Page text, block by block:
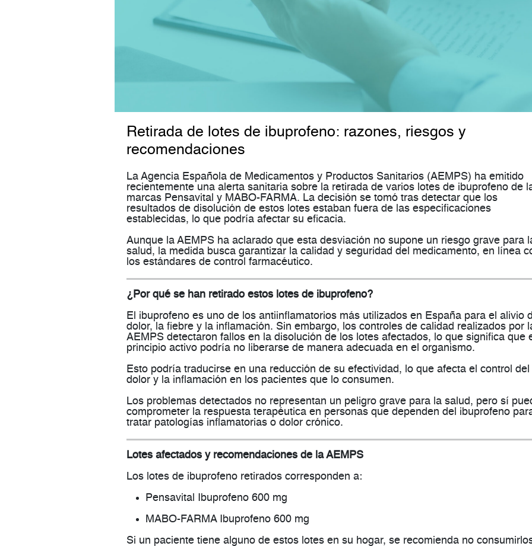
Retirada de lotes de ibuprofeno: razones, riesgos y
recomendaciones
La Agencia Española de Medicamentos y Productos Sanitarios (AEMPS) ha emitido
recientemente una alerta sanitaria sobre la retirada de varios lotes de ibuprofenode
marcas Pensavital y MABO-FARMA. La decisión se tomó tras detectar que los
resultados de disolución de estos lotes estaban fuera de las especificaciones
establecidas, lo que podría afectar su eficacia.
Aunque la AEMPS ha aclarado que esta desviación no supone un riesgo grave para
salud, la medida busca garantizar la calidad y seguridad del medicamento, en línea
los estándares de control farmacéutico.
¿Por qué se han retirado estos lotes de ibuprofeno?
El ibuprofenoes uno de los antiinflamatorios más utilizados en España para el alivio
dolor, la fiebre y la inflamación. Sin embargo, los controles de calidad realizados por
AEMPS detectaron fallos en la disolución de los lotes afectados, lo que significa que
principio activo podría no liberarse de manera adecuadaen el organismo.
Esto podría traducirse en una reducción de su efectividad, lo que afecta el control del
dolor y la inflamación en los pacientes que lo consumen.
Los problemas detectados no representan un peligro grave para la salud, pero sí
comprometer la respuesta terapéutica en personas que dependen del ibuprofeno
tratar patologías inflamatorias o dolor crónico.
Lotes afectados y recomendaciones de la AEMPS
Los lotes de ibuprofeno retirados corresponden a:
Pensavital Ibuprofeno 600 mg
MABO-FARMA Ibuprofeno 600 mg
Si un paciente tiene alguno de estos lotes en su hogar, se recomienda no